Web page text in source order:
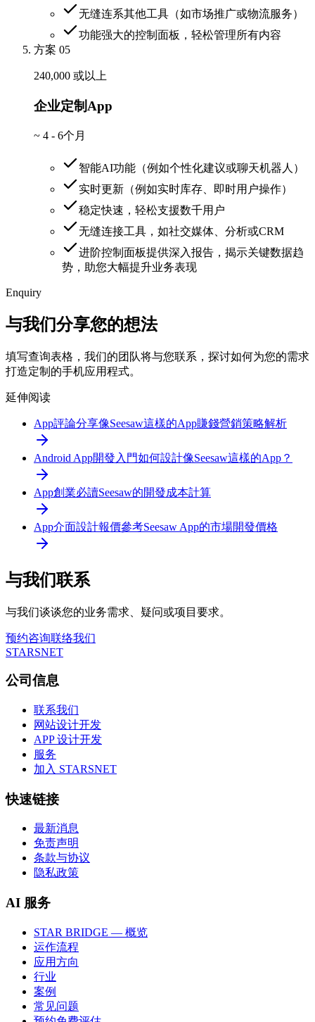
无缝连系其他工具（如市场推广或物流服务）
功能强大的控制面板，轻松管理所有内容
方案 05
240,000 或以上
企业定制App
~ 4 - 6个月
智能AI功能（例如个性化建议或聊天机器人）
实时更新（例如实时库存、即时用户操作）
稳定快速，轻松支援数千用户
无缝连接工具，如社交媒体、分析或CRM
进阶控制面板提供深入报告，揭示关键数据趋
势，助您大幅提升业务表现
Enquiry
与我们分享您的想法
填写查询表格，我们的团队将与您联系，探讨如何为您的需求
打造定制的手机应用程式。
延伸阅读
App評論分享像Seesaw這樣的App賺錢營銷策略解析
Android App開發入門如何設計像Seesaw這樣的App？
App創業必讀Seesaw的開發成本計算
App介面設計報價參考Seesaw App的市場開發價格
与我们联系
与我们谈谈您的业务需求、疑问或项目要求。
预约咨询联络我们
STARSNET
公司信息
联系我们
网站设计开发
APP 设计开发
服务
加入 STARSNET
快速链接
最新消息
免责声明
条款与协议
隐私政策
AI 服务
STAR BRIDGE — 概览
运作流程
应用方向
行业
案例
常见问题